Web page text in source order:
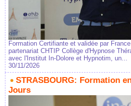
Formation Certifiante et validée par
partenariat CHTIP Collège d'Hypnose
avec l'Institut In-Dolore et Hypnotim, un...
30/11/2026
STRASBOURG: Formation
Jours